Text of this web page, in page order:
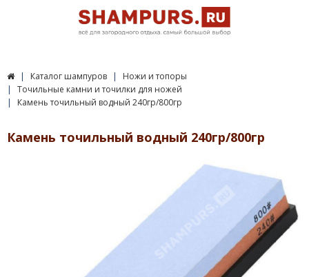
Каталог шампуров
Ножи и топоры
Точильные камни и точилки для ножей
Камень точильный водный 240гр/800гр
Камень точильный водный 240гр/800гр